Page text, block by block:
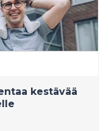
kestävää